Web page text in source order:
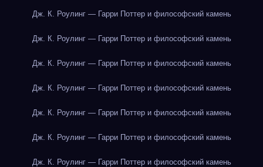
Дж. К. Роулинг — Гарри Поттер и философский камень
Дж. К. Роулинг — Гарри Поттер и философский камень
Дж. К. Роулинг — Гарри Поттер и философский камень
Дж. К. Роулинг — Гарри Поттер и философский камень
Дж. К. Роулинг — Гарри Поттер и философский камень
Дж. К. Роулинг — Гарри Поттер и философский камень
Дж. К. Роулинг — Гарри Поттер и философский камень